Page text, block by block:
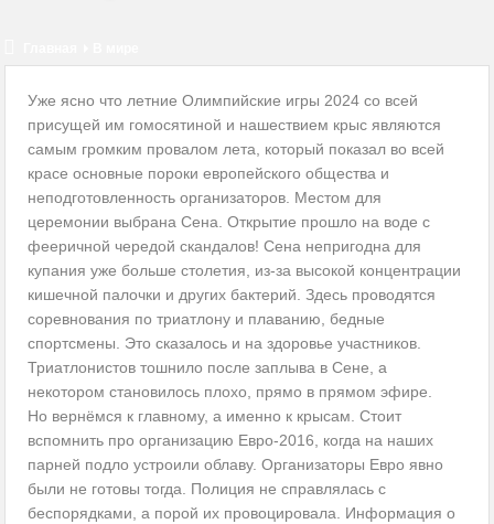
Нам очень повезет, если мы избежим нападения США на Иран
Оппозиция Байдену сплачивает ряды и консолидируется
2024-й: год восстановления или нестабильности?
Уже ясно что летние Олимпийские игры 2024 со всей
присущей им гомосятиной и нашествием крыс являются
самым громким провалом лета, который показал во всей
красе основные пороки европейского общества и
неподготовленность организаторов. Местом для
церемонии выбрана Сена. Открытие прошло на воде с
фееричной чередой скандалов! Сена непригодна для
купания уже больше столетия, из-за высокой концентрации
кишечной палочки и других бактерий. Здесь проводятся
соревнования по триатлону и плаванию, бедные
спортсмены. Это сказалось и на здоровье участников.
Триатлонистов тошнило после заплыва в Сене, а
некотором становилось плохо, прямо в прямом эфире.
Но вернёмся к главному, а именно к крысам. Стоит
вспомнить про организацию Евро-2016, когда на наших
парней подло устроили облаву. Организаторы Евро явно
были не готовы тогда. Полиция не справлялась с
беспорядками, а порой их провоцировала. Информация о